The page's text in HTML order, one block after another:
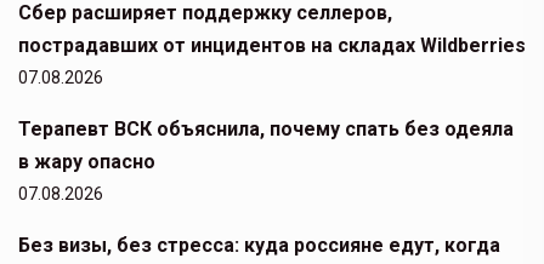
Сбер расширяет поддержку селлеров,
пострадавших от инцидентов на складах Wildberries
07.08.2026
Терапевт ВСК объяснила, почему спать без одеяла
в жару опасно
07.08.2026
Без визы, без стресса: куда россияне едут, когда